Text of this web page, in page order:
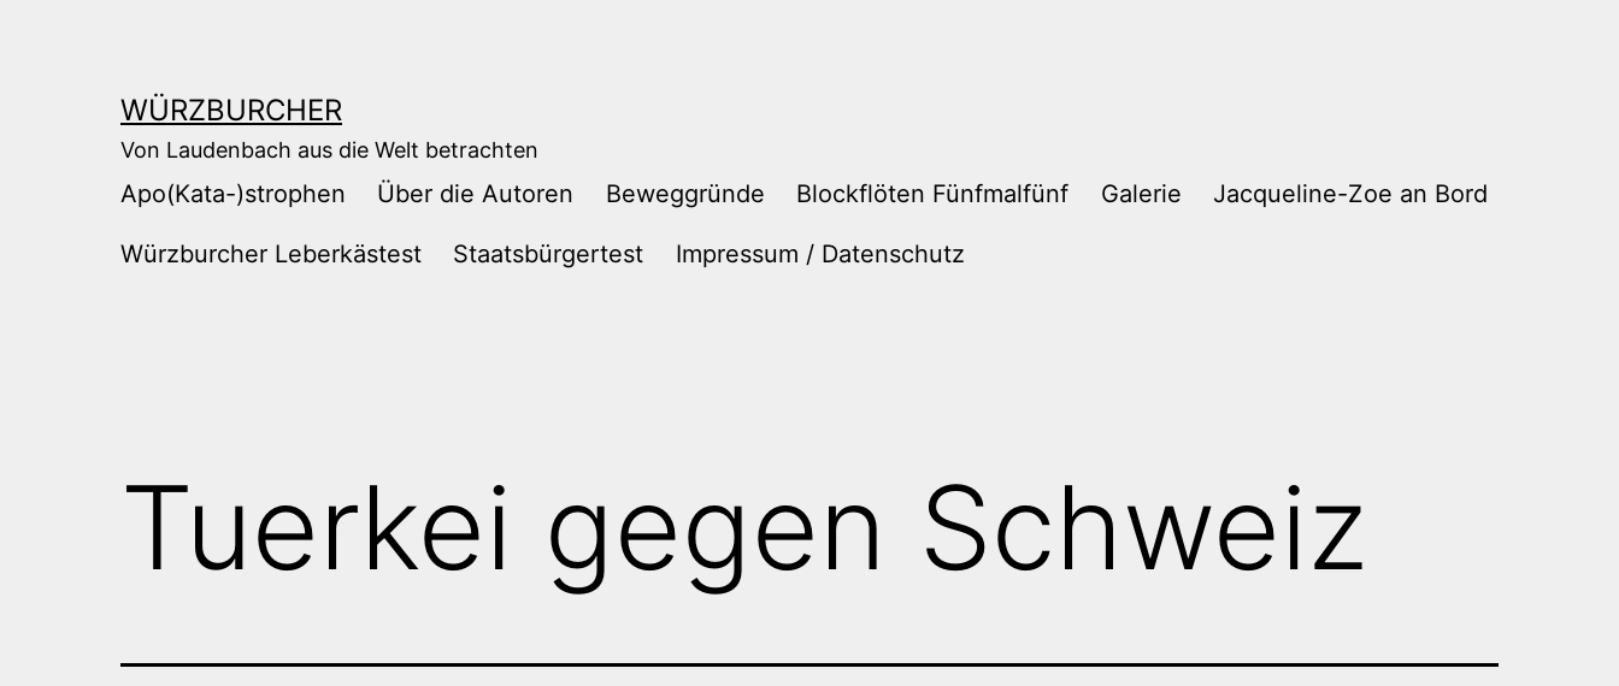
WÜRZBURCHER
Von Laudenbach aus die Welt betrachten
Apo(Kata-)strophen Über die Autoren Beweggründe Blockflöten Fünfmalfünf Galerie Jacqueline-Zoe an Bord
Würzburcher Leberkästest Staatsbürgertest Impressum / Datenschutz
Tuerkei gegen Schweiz